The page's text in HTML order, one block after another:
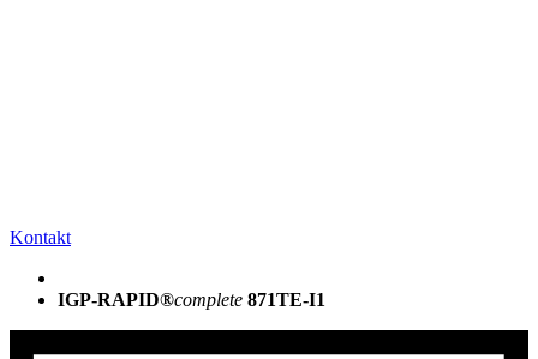
Kontakt
IGP-RAPID®complete 871TE-I1